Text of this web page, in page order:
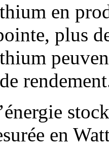
en
plus
en